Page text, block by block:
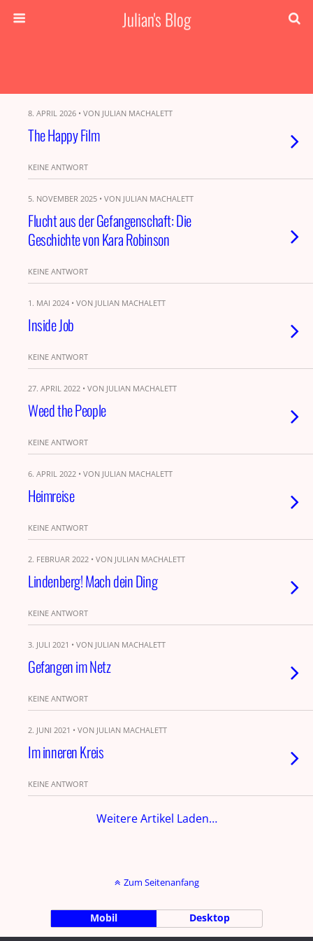
Julian's Blog
8. APRIL 2026 • VON JULIAN MACHALETT
The Happy Film
KEINE ANTWORT
5. NOVEMBER 2025 • VON JULIAN MACHALETT
Flucht aus der Gefangenschaft: Die
Geschichte von Kara Robinson
KEINE ANTWORT
1. MAI 2024 • VON JULIAN MACHALETT
Inside Job
KEINE ANTWORT
27. APRIL 2022 • VON JULIAN MACHALETT
Weed the People
KEINE ANTWORT
6. APRIL 2022 • VON JULIAN MACHALETT
Heimreise
KEINE ANTWORT
2. FEBRUAR 2022 • VON JULIAN MACHALETT
Lindenberg! Mach dein Ding
KEINE ANTWORT
3. JULI 2021 • VON JULIAN MACHALETT
Gefangen im Netz
KEINE ANTWORT
2. JUNI 2021 • VON JULIAN MACHALETT
Im inneren Kreis
KEINE ANTWORT
Weitere Artikel Laden…
Zum Seitenanfang
Mobil Desktop